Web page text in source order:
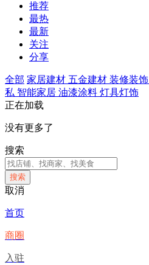
推荐
最热
最新
关注
分享
全部 家居建材 五金建材 装修装饰
私 智能家居 油漆涂料 灯具灯饰
正在加载
没有更多了
搜索
搜索
取消
首页
商圈
入驻